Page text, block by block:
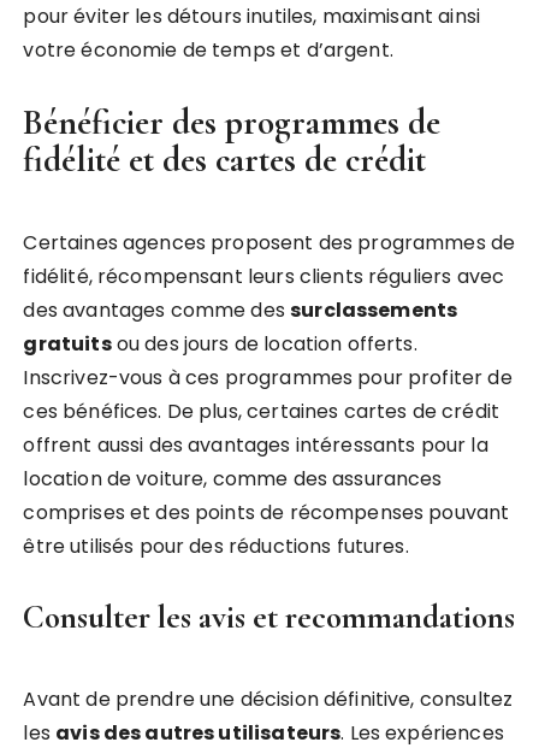
pour éviter les détours inutiles, maximisant ainsi
votre économie de temps et d’argent.
Bénéficier des programmes de
fidélité et des cartes de crédit
Certaines agences proposent des programmes de
fidélité, récompensant leurs clients réguliers avec
des avantages comme dessurclassements
gratuitsou des jours de location offerts.
Inscrivez-vous à ces programmes pour profiter de
ces bénéfices. De plus, certaines cartes de crédit
offrent aussi des avantages intéressants pour la
location de voiture, comme des assurances
comprises et des points de récompenses pouvant
être utilisés pour des réductions futures.
Consulter les avis et recommandations
Avant de prendre une décision définitive, consultez
les avis des autres utilisateurs. Les expériences